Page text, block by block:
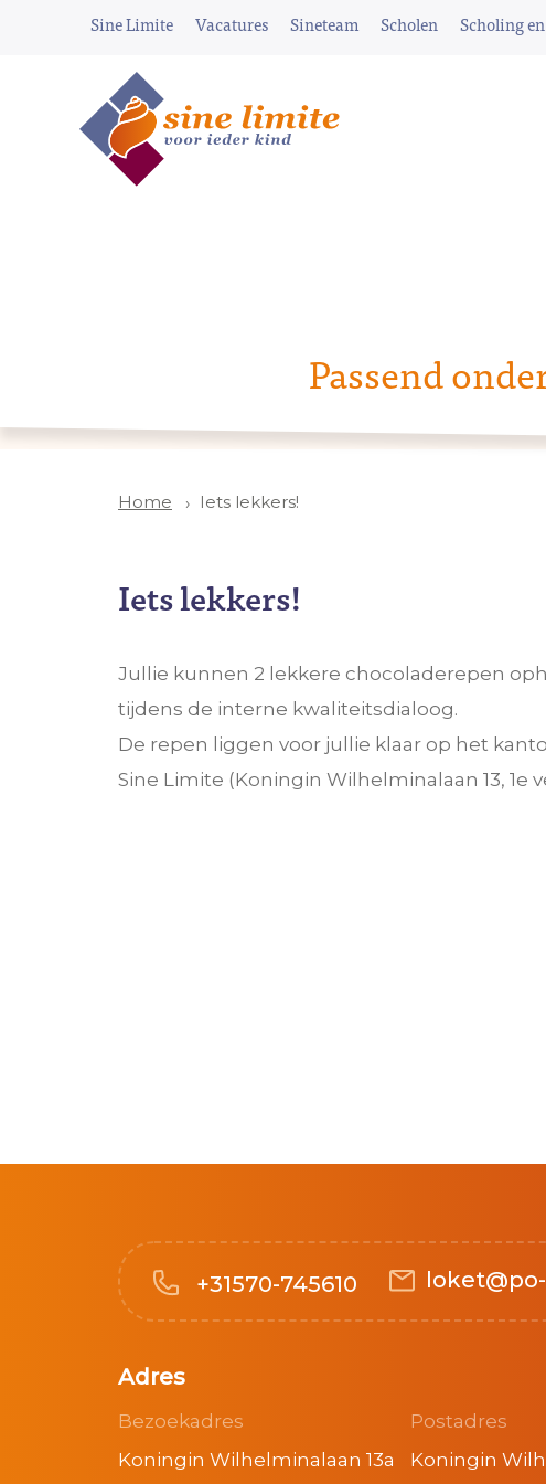
Sine Limite Vacatures Sineteam Scholen Scholing
Passend
Home Iets lekkers!
Iets lekkers!
Jullie kunnen 2 lekkere chocoladerepen
tijdens de interne kwaliteitsdialoog.
De repen liggen voor jullie klaar op het
Sine Limite (Koningin Wilhelminalaan 13, 1e
+31570-745610
Adres
Bezoekadres
Koningin Wilhelminalaan 13a
Postadres
Koningin